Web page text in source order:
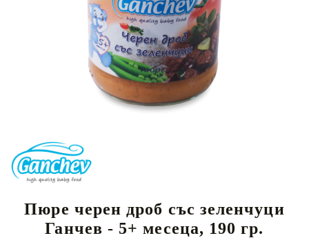
Пюре черен дроб със зеленчуци
Ганчев - 5+ месеца, 190 гр.